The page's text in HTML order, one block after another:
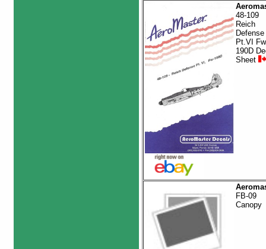
48-109
Reich
Defense
Pt.VI
190D
Sheet
FB-09
Canopy